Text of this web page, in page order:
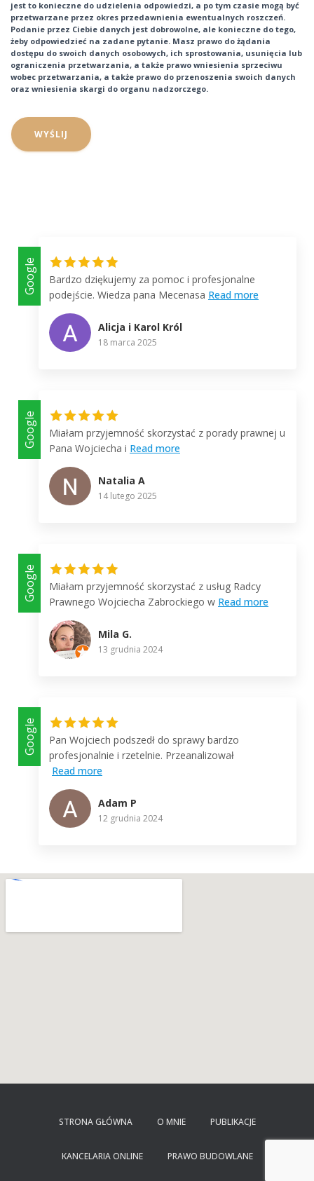
jest to konieczne do udzielenia odpowiedzi, a po tym czasie mogą być
przetwarzane przez okres przedawnienia ewentualnych roszczeń.
Podanie przez Ciebie danych jest dobrowolne, ale konieczne do tego,
żeby odpowiedzieć na zadane pytanie. Masz prawo do żądania
dostępu do swoich danych osobowych, ich sprostowania, usunięcia lub
ograniczenia przetwarzania, a także prawo wniesienia sprzeciwu
wobec przetwarzania, a także prawo do przenoszenia swoich danych
oraz wniesienia skargi do organu nadzorczego.
Google
Bardzo dziękujemy za pomoc i profesjonalne
podejście. Wiedza pana Mecenasa Read more
Alicja i Karol Król
18 marca 2025
Google
Miałam przyjemność skorzystać z porady prawnej u
Pana Wojciecha i Read more
Natalia A
14 lutego 2025
Google
Miałam przyjemność skorzystać z usług Radcy
Prawnego Wojciecha Zabrockiego w Read more
Mila G.
13 grudnia 2024
Google
Pan Wojciech podszedł do sprawy bardzo
profesjonalnie i rzetelnie. Przeanalizował
Read more
Adam P
12 grudnia 2024
STRONA GŁÓWNA O MNIE PUBLIKACJE
KANCELARIA ONLINE PRAWO BUDOWLANE